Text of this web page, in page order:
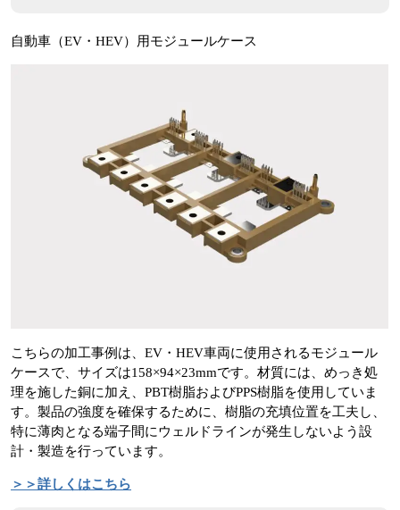
自動車（EV・HEV）用モジュールケース
こちらの加工事例は、EV・HEV車両に使用されるモジュール
ケースで、サイズは158×94×23mmです。材質には、めっき処
理を施した銅に加え、PBT樹脂およびPPS樹脂を使用していま
す。製品の強度を確保するために、樹脂の充填位置を工夫し、
特に薄肉となる端子間にウェルドラインが発生しないよう設
計・製造を行っています。
＞＞詳しくはこちら